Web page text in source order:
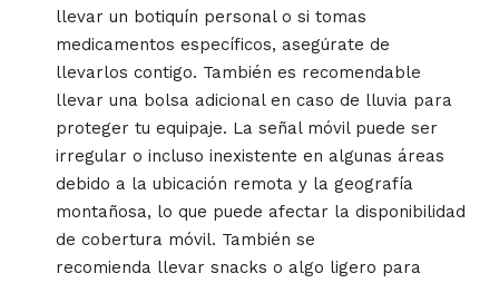
llevar un botiquín personal o si tomas
medicamentos específicos, asegúrate de
llevarlos contigo. También es recomendable
llevar una bolsa adicional en caso de lluvia para
proteger tu equipaje. La señal móvil puede ser
irregular o incluso inexistente en algunas áreas
debido a la ubicación remota y la geografía
montañosa, lo que puede afectar la disponibilidad
de cobertura móvil. También se
recomienda llevar snacks o algo ligero para